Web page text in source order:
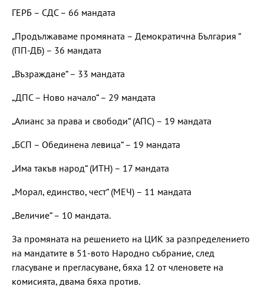
ГЕРБ – СДС – 66 мандата
„Продължаваме промяната – Демократична България “
(ПП-ДБ) – 36 мандата
„Възраждане“ – 33 мандата
„ДПС – Ново начало“ – 29 мандата
„Алианс за права и свободи“ (АПС) – 19 мандата
„БСП – Обединена левица“ – 19 мандата
„Има такъв народ“ (ИТН) – 17 мандата
„Морал, единство, чест“ (МЕЧ) – 11 мандата
„Величие“ – 10 мандата.
За промяната на решението на ЦИК за разпределението
на мандатите в 51-вото Народно събрание, след
гласуване и прегласуване, бяха 12 от членовете на
комисията, двама бяха против.